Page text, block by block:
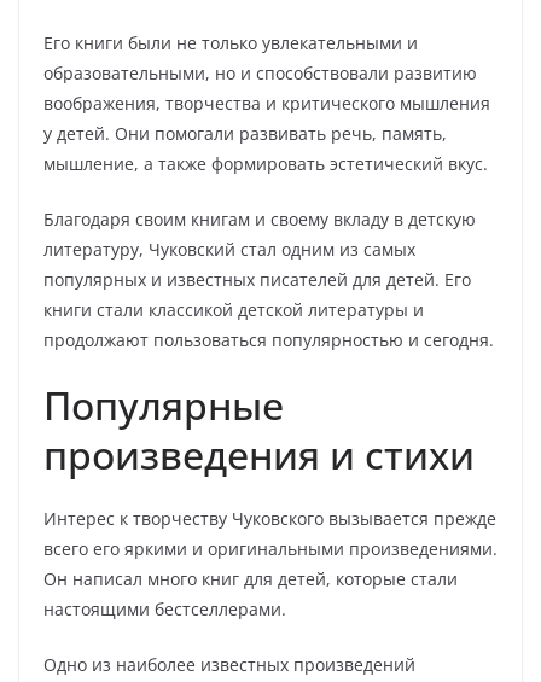
Его книги были не только увлекательными и
образовательными, но и способствовали развитию
воображения, творчества и критического мышления
у детей. Они помогали развивать речь, память,
мышление, а также формировать эстетический вкус.
Благодаря своим книгам и своему вкладу в детскую
литературу, Чуковский стал одним из самых
популярных и известных писателей для детей. Его
книги стали классикой детской литературы и
продолжают пользоваться популярностью и сегодня.
Популярные
произведения и стихи
Интерес к творчеству Чуковского вызывается прежде
всего его яркими и оригинальными произведениями.
Он написал много книг для детей, которые стали
настоящими бестселлерами.
Одно из наиболее известных произведений